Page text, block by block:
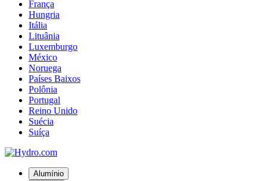
França
Hungria
Itália
Lituânia
Luxemburgo
México
Noruega
Países Baixos
Polônia
Portugal
Reino Unido
Suécia
Suíça
Alumínio